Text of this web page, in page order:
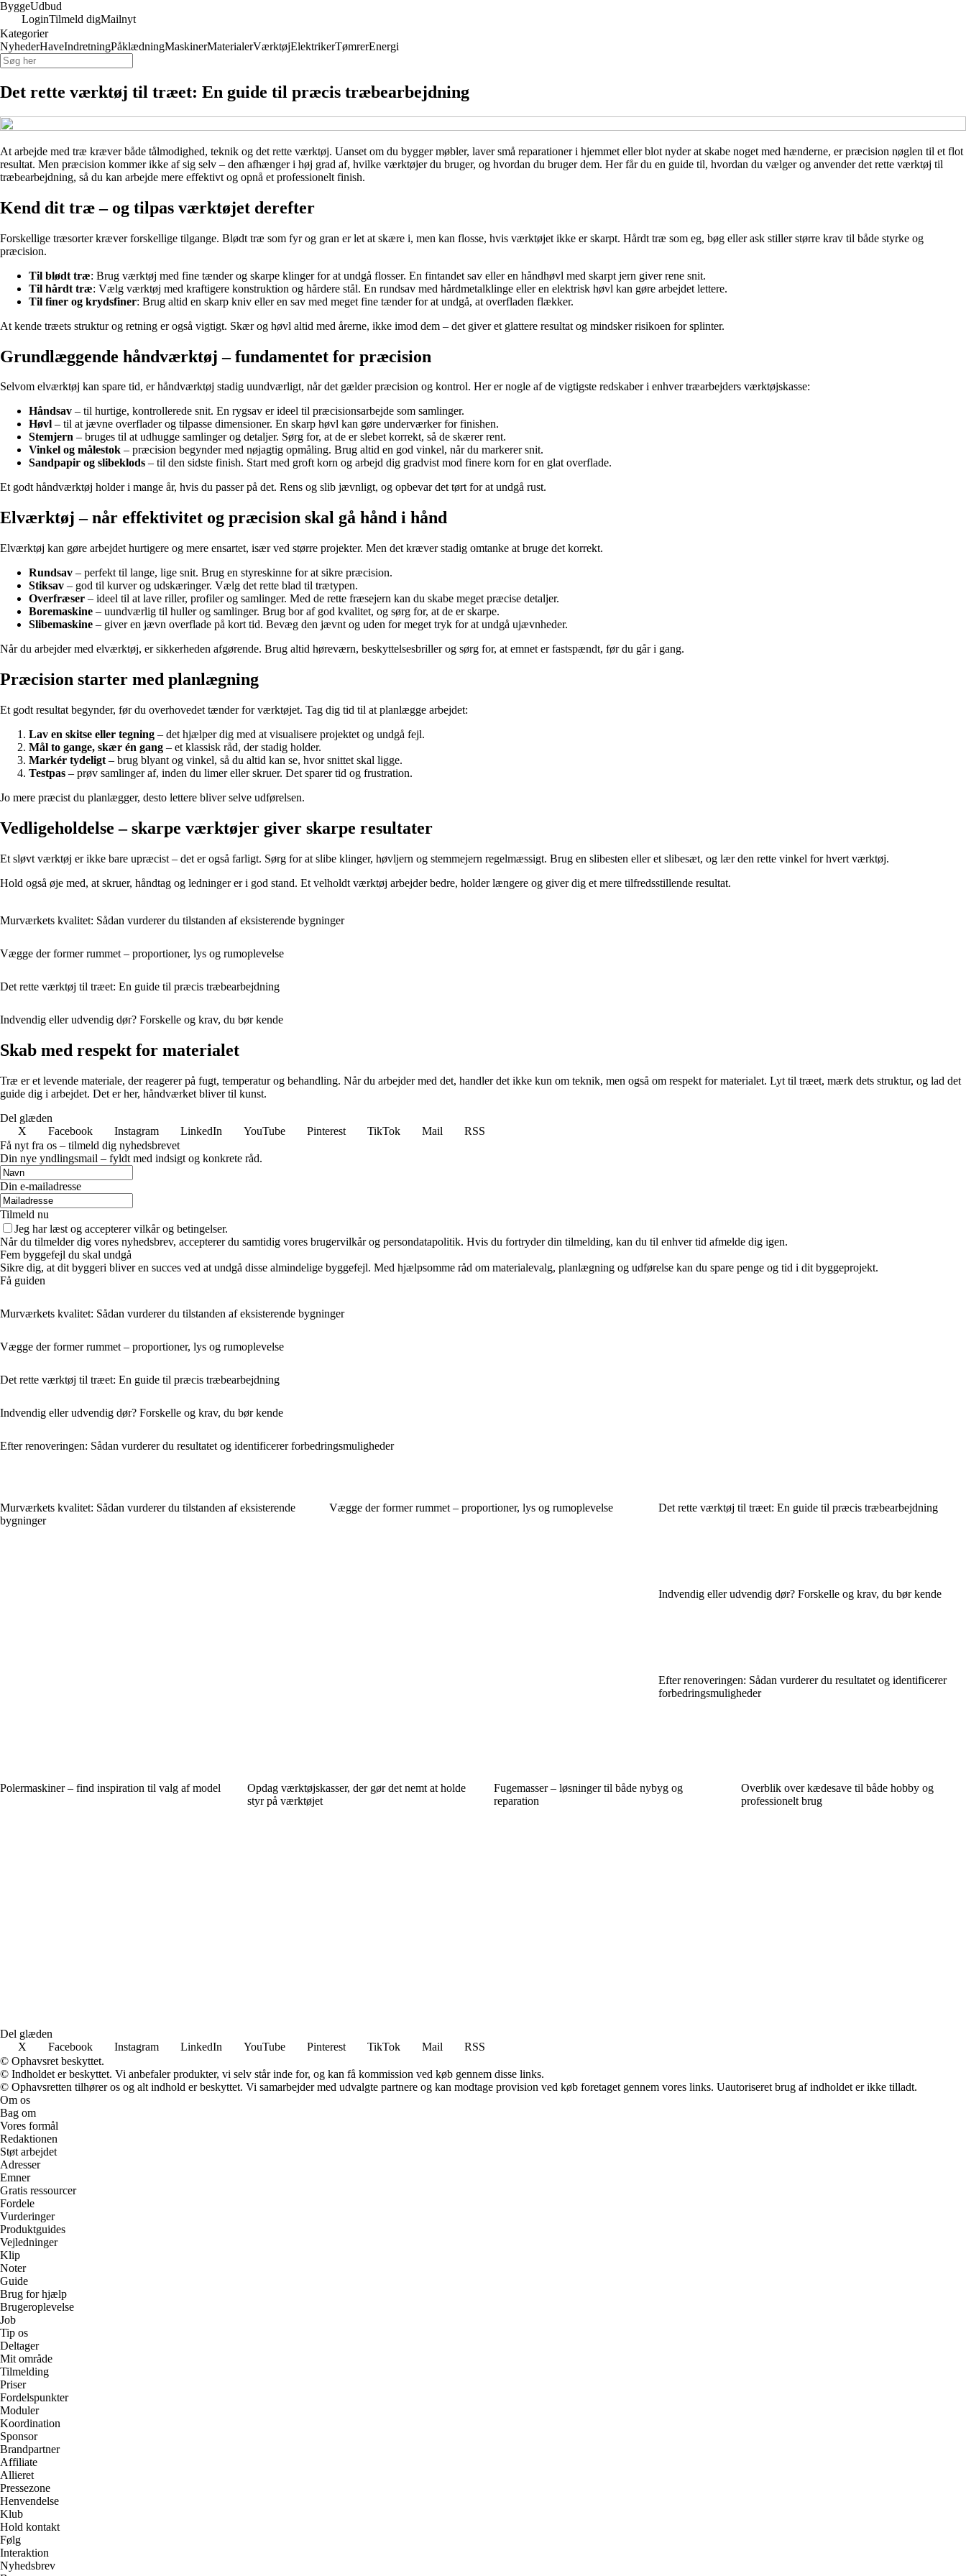
ByggeUdbud
LoginTilmeld digMailnyt
Kategorier
NyhederHaveIndretningPåklædningMaskinerMaterialerVærktøjElektrikerTømrerEnergi
Det rette værktøj til træet: En guide til præcis træbearbejdning
At arbejde med træ kræver både tålmodighed, teknik og det rette værktøj. Uanset om du bygger møbler, laver små reparationer i hjemmet eller blot nyder at skabe noget med hænderne, er præcision nøglen til et flot
resultat. Men præcision kommer ikke af sig selv – den afhænger i høj grad af, hvilke værktøjer du bruger, og hvordan du bruger dem. Her får du en guide til, hvordan du vælger og anvender det rette værktøj til
træbearbejdning, så du kan arbejde mere effektivt og opnå et professionelt finish.
Kend dit træ – og tilpas værktøjet derefter
Forskellige træsorter kræver forskellige tilgange. Blødt træ som fyr og gran er let at skære i, men kan flosse, hvis værktøjet ikke er skarpt. Hårdt træ som eg, bøg eller ask stiller større krav til både styrke og
præcision.
Til blødt træ: Brug værktøj med fine tænder og skarpe klinger for at undgå flosser. En fintandet sav eller en håndhøvl med skarpt jern giver rene snit.
Til hårdt træ: Vælg værktøj med kraftigere konstruktion og hårdere stål. En rundsav med hårdmetalklinge eller en elektrisk høvl kan gøre arbejdet lettere.
Til finer og krydsfiner: Brug altid en skarp kniv eller en sav med meget fine tænder for at undgå, at overfladen flækker.
At kende træets struktur og retning er også vigtigt. Skær og høvl altid med årerne, ikke imod dem – det giver et glattere resultat og mindsker risikoen for splinter.
Grundlæggende håndværktøj – fundamentet for præcision
Selvom elværktøj kan spare tid, er håndværktøj stadig uundværligt, når det gælder præcision og kontrol. Her er nogle af de vigtigste redskaber i enhver træarbejders værktøjskasse:
Håndsav – til hurtige, kontrollerede snit. En rygsav er ideel til præcisionsarbejde som samlinger.
Høvl – til at jævne overflader og tilpasse dimensioner. En skarp høvl kan gøre underværker for finishen.
Stemjern – bruges til at udhugge samlinger og detaljer. Sørg for, at de er slebet korrekt, så de skærer rent.
Vinkel og målestok – præcision begynder med nøjagtig opmåling. Brug altid en god vinkel, når du markerer snit.
Sandpapir og slibeklods – til den sidste finish. Start med groft korn og arbejd dig gradvist mod finere korn for en glat overflade.
Et godt håndværktøj holder i mange år, hvis du passer på det. Rens og slib jævnligt, og opbevar det tørt for at undgå rust.
Elværktøj – når effektivitet og præcision skal gå hånd i hånd
Elværktøj kan gøre arbejdet hurtigere og mere ensartet, især ved større projekter. Men det kræver stadig omtanke at bruge det korrekt.
Rundsav – perfekt til lange, lige snit. Brug en styreskinne for at sikre præcision.
Stiksav – god til kurver og udskæringer. Vælg det rette blad til trætypen.
Overfræser – ideel til at lave riller, profiler og samlinger. Med de rette fræsejern kan du skabe meget præcise detaljer.
Boremaskine – uundværlig til huller og samlinger. Brug bor af god kvalitet, og sørg for, at de er skarpe.
Slibemaskine – giver en jævn overflade på kort tid. Bevæg den jævnt og uden for meget tryk for at undgå ujævnheder.
Når du arbejder med elværktøj, er sikkerheden afgørende. Brug altid høreværn, beskyttelsesbriller og sørg for, at emnet er fastspændt, før du går i gang.
Præcision starter med planlægning
Et godt resultat begynder, før du overhovedet tænder for værktøjet. Tag dig tid til at planlægge arbejdet:
Lav en skitse eller tegning – det hjælper dig med at visualisere projektet og undgå fejl.
Mål to gange, skær én gang – et klassisk råd, der stadig holder.
Markér tydeligt – brug blyant og vinkel, så du altid kan se, hvor snittet skal ligge.
Testpas – prøv samlinger af, inden du limer eller skruer. Det sparer tid og frustration.
Jo mere præcist du planlægger, desto lettere bliver selve udførelsen.
Vedligeholdelse – skarpe værktøjer giver skarpe resultater
Et sløvt værktøj er ikke bare upræcist – det er også farligt. Sørg for at slibe klinger, høvljern og stemmejern regelmæssigt. Brug en slibesten eller et slibesæt, og lær den rette vinkel for hvert værktøj.
Hold også øje med, at skruer, håndtag og ledninger er i god stand. Et velholdt værktøj arbejder bedre, holder længere og giver dig et mere tilfredsstillende resultat.
Murværkets kvalitet: Sådan vurderer du tilstanden af eksisterende bygninger
Vægge der former rummet – proportioner, lys og rumoplevelse
Det rette værktøj til træet: En guide til præcis træbearbejdning
Indvendig eller udvendig dør? Forskelle og krav, du bør kende
Skab med respekt for materialet
Træ er et levende materiale, der reagerer på fugt, temperatur og behandling. Når du arbejder med det, handler det ikke kun om teknik, men også om respekt for materialet. Lyt til træet, mærk dets struktur, og lad det
guide dig i arbejdet. Det er her, håndværket bliver til kunst.
Del glæden
X
Facebook Instagram LinkedIn YouTube Pinterest TikTok Mail
RSS
Få nyt fra os – tilmeld dig nyhedsbrevet
Din nye yndlingsmail – fyldt med indsigt og konkrete råd.
Din e-mailadresse
Tilmeld nu
Jeg har læst og accepterer vilkår og betingelser.
Når du tilmelder dig vores nyhedsbrev, accepterer du samtidig vores brugervilkår og persondatapolitik. Hvis du fortryder din tilmelding, kan du til enhver tid afmelde dig igen.
Fem byggefejl du skal undgå
Sikre dig, at dit byggeri bliver en succes ved at undgå disse almindelige byggefejl. Med hjælpsomme råd om materialevalg, planlægning og udførelse kan du spare penge og tid i dit byggeprojekt.
Få guiden
Murværkets kvalitet: Sådan vurderer du tilstanden af eksisterende bygninger
Vægge der former rummet – proportioner, lys og rumoplevelse
Det rette værktøj til træet: En guide til præcis træbearbejdning
Indvendig eller udvendig dør? Forskelle og krav, du bør kende
Efter renoveringen: Sådan vurderer du resultatet og identificerer forbedringsmuligheder
Murværkets kvalitet: Sådan vurderer du tilstanden af eksisterende
bygninger
Vægge der former rummet – proportioner, lys og rumoplevelse Det rette værktøj til træet: En guide til præcis træbearbejdning
Indvendig eller udvendig dør? Forskelle og krav, du bør kende
Efter renoveringen: Sådan vurderer du resultatet og identificerer
forbedringsmuligheder
Polermaskiner – find inspiration til valg af model
Opdag værktøjskasser, der gør det nemt at holde
styr på værktøjet
Fugemasser – løsninger til både nybyg og
reparation
Overblik over kædesave til både hobby og
professionelt brug
Del glæden
X
Facebook Instagram LinkedIn YouTube Pinterest TikTok Mail
RSS
© Ophavsret beskyttet.
© Indholdet er beskyttet. Vi anbefaler produkter, vi selv står inde for, og kan få kommission ved køb gennem disse links.
© Ophavsretten tilhører os og alt indhold er beskyttet. Vi samarbejder med udvalgte partnere og kan modtage provision ved køb foretaget gennem vores links. Uautoriseret brug af indholdet er ikke tilladt.
Om os
Bag om
Vores formål
Redaktionen
Støt arbejdet
Adresser
Emner
Gratis ressourcer
Fordele
Vurderinger
Produktguides
Vejledninger
Klip
Noter
Guide
Brug for hjælp
Brugeroplevelse
Job
Tip os
Deltager
Mit område
Tilmelding
Priser
Fordelspunkter
Moduler
Koordination
Sponsor
Brandpartner
Affiliate
Allieret
Pressezone
Henvendelse
Klub
Hold kontakt
Følg
Interaktion
Nyhedsbrev